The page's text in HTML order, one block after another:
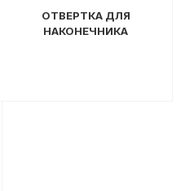
ОТВЕРТКА ДЛЯ
НАКОНЕЧНИКА